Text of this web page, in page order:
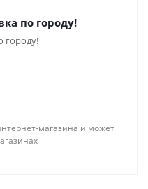
по городу!
городу!
магазина и может